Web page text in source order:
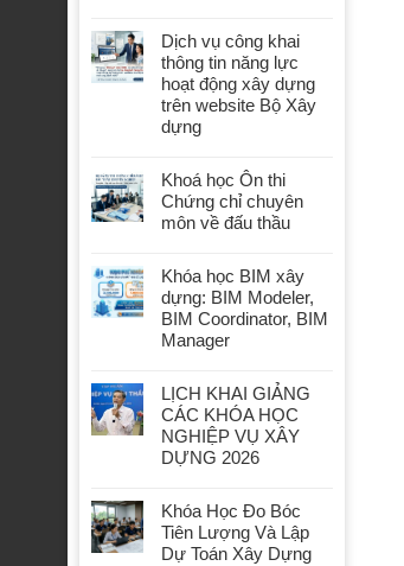
Dịch vụ công khai
thông tin năng lực
hoạt động xây dựng
trên website Bộ Xây
dựng
Khoá học Ôn thi
Chứng chỉ chuyên
môn về đấu thầu
Khóa học BIM xây
dựng: BIM Modeler,
BIM Coordinator, BIM
Manager
LỊCH KHAI GIẢNG
CÁC KHÓA HỌC
NGHIỆP VỤ XÂY
DỰNG 2026
Khóa Học Đo Bóc
Tiên Lượng Và Lập
Dự Toán Xây Dựng